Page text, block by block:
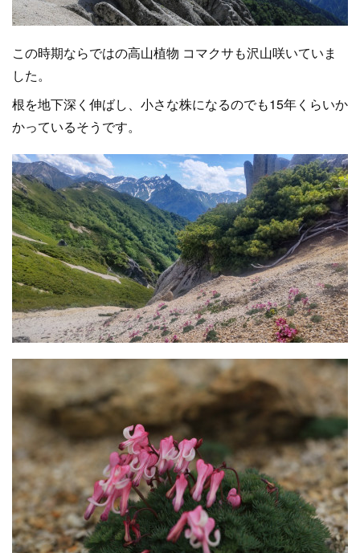
この時期ならではの高山植物 コマクサも沢山咲いていま
した。
根を地下深く伸ばし、小さな株になるのでも15年くらいか
かっているそうです。